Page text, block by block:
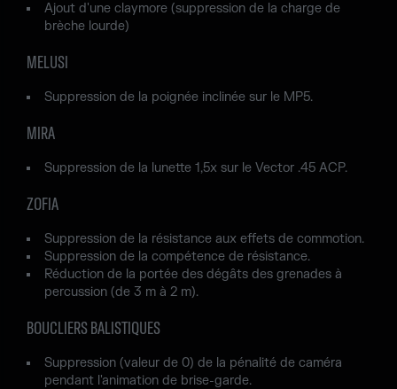
Ajout d'une claymore (suppression de la charge de
brèche lourde)
MELUSI
Suppression de la poignée inclinée sur le MP5.
MIRA
Suppression de la lunette 1,5x sur le Vector .45 ACP.
ZOFIA
Suppression de la résistance aux effets de commotion.
Suppression de la compétence de résistance.
Réduction de la portée des dégâts des grenades à
percussion (de 3 m à 2 m).
BOUCLIERS BALISTIQUES
Suppression (valeur de 0) de la pénalité de caméra
pendant l'animation de brise-garde.